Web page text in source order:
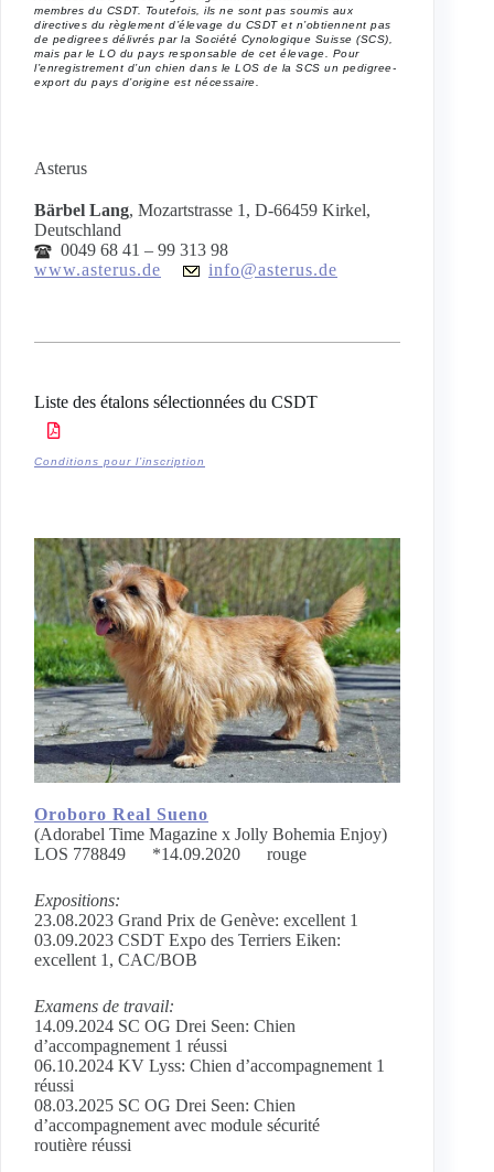
membres du CSDT. Toutefois, ils ne sont pas soumis aux
directives du règlement d’élevage du CSDT et n’obtiennent pas
de pedigrees délivrés par la Société Cynologique Suisse (SCS),
mais par le LO du pays responsable de cet élevage. Pour
l’enregistrement d’un chien dans le LOS de la SCS un pedigree-
export du pays d’origine est nécessaire.
Asterus
Bärbel Lang, Mozartstrasse 1, D-66459 Kirkel,
Deutschland
0049 68 41 – 99 313 98
www.asterus.de
info@asterus.de
Liste des étalons sélectionnées du CSDT
Conditions pour l’inscription
Oroboro Real Sueno
(Adorabel Time Magazine x Jolly Bohemia Enjoy)
LOS 778849 *14.09.2020 rouge
Expositions:
23.08.2023 Grand Prix de Genève: excellent 1
03.09.2023 CSDT Expo des Terriers Eiken:
excellent 1, CAC/BOB
Examens de travail:
14.09.2024 SC OG Drei Seen: Chien
d’accompagnement 1 réussi
06.10.2024 KV Lyss: Chien d’accompagnement 1
réussi
08.03.2025 SC OG Drei Seen: Chien
d’accompagnement avec module sécurité
routière réussi